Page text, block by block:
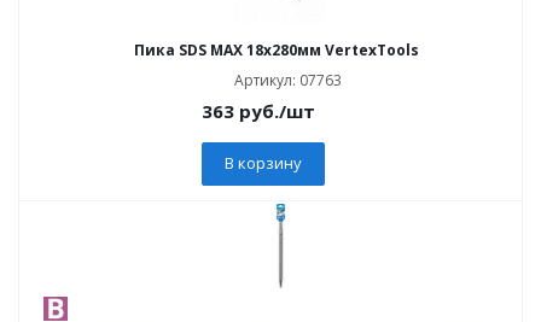
Пика SDS MAX 18x280мм VertexTools
Артикул: 07763
363 руб./шт
В корзину